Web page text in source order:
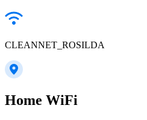
CLEANNET_ROSILDA
Home WiFi